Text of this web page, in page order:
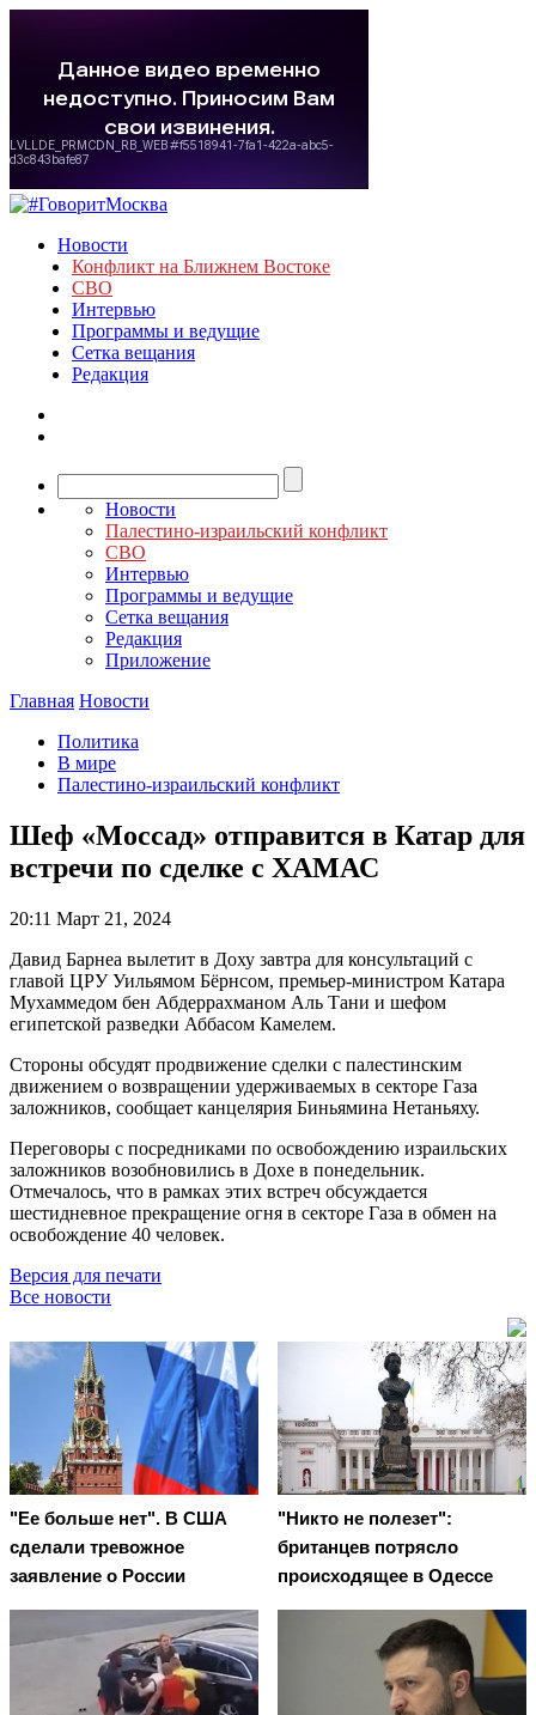
Новости
Конфликт на Ближнем Востоке
СВО
Интервью
Программы и ведущие
Сетка вещания
Редакция
Новости
Палестино-израильский конфликт
СВО
Интервью
Программы и ведущие
Сетка вещания
Редакция
Приложение
Главная Новости
Политика
В мире
Палестино-израильский конфликт
Шеф «Моссад» отправится в Катар для
встречи по сделке с ХАМАС
20:11 Март 21, 2024
Давид Барнеа вылетит в Доху завтра для консультаций с
главой ЦРУ Уильямом Бёрнсом, премьер-министром Катара
Мухаммедом бен Абдеррахманом Аль Тани и шефом
египетской разведки Аббасом Камелем.
Стороны обсудят продвижение сделки с палестинским
движением о возвращении удерживаемых в секторе Газа
заложников, сообщает канцелярия Биньямина Нетаньяху.
Переговоры с посредниками по освобождению израильских
заложников возобновились в Дохе в понедельник.
Отмечалось, что в рамках этих встреч обсуждается
шестидневное прекращение огня в секторе Газа в обмен на
освобождение 40 человек.
Версия для печати
Все новости
"Ее больше нет". В США
сделали тревожное
заявление о России
"Никто не полезет":
британцев потрясло
происходящее в Одессе